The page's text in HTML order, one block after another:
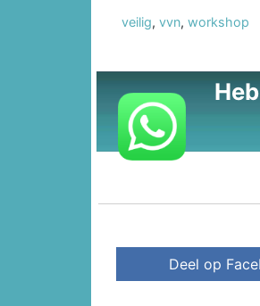
veilig, vvn, workshop
Deel op